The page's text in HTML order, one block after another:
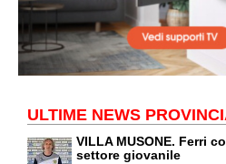
ULTIME NEWS
VILLA MUSONE. Ferri
settore giovanile